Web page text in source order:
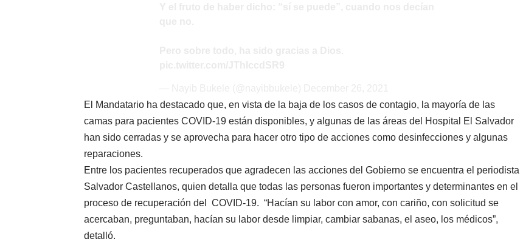
El Mandatario ha destacado que, en vista de la baja de los casos de contagio, la mayoría de las
camas para pacientes COVID-19 están disponibles, y algunas de las áreas del Hospital El Salvador
han sido cerradas y se aprovecha para hacer otro tipo de acciones como desinfecciones y algunas
reparaciones.
Entre los pacientes recuperados que agradecen las acciones del Gobierno se encuentra el periodista
Salvador Castellanos, quien detalla que todas las personas fueron importantes y determinantes en el
proceso de recuperación del COVID-19. “Hacían su labor con amor, con cariño, con solicitud se
acercaban, preguntaban, hacían su labor desde limpiar, cambiar sabanas, el aseo, los médicos”,
detalló.